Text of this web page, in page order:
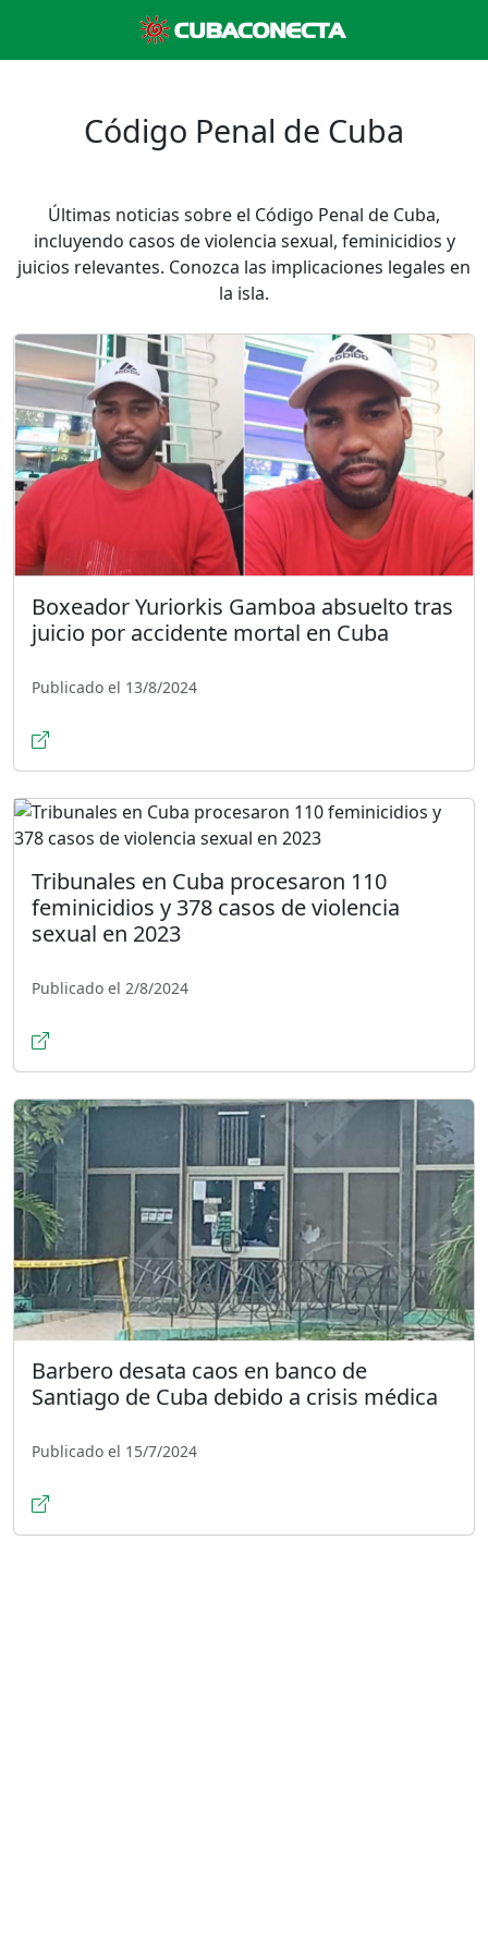
Código Penal de Cuba
Últimas noticias sobre el Código Penal de Cuba,
incluyendo casos de violencia sexual, feminicidios y
juicios relevantes. Conozca las implicaciones legales en
la isla.
Boxeador Yuriorkis Gamboa absuelto tras
juicio por accidente mortal en Cuba
Publicado el 13/8/2024
Tribunales en Cuba procesaron 110
feminicidios y 378 casos de violencia
sexual en 2023
Publicado el 2/8/2024
Barbero desata caos en banco de
Santiago de Cuba debido a crisis médica
Publicado el 15/7/2024